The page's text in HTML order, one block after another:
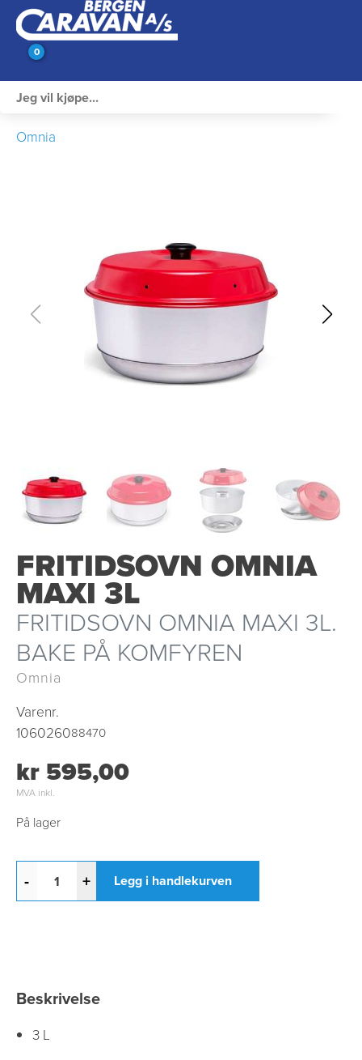
0
Rengjøring & Vedlikehold
Bil, vogn & henger
Omnia
FRITIDSOVN OMNIA
MAXI 3L
FRITIDSOVN OMNIA MAXI 3L.
BAKE PÅ KOMFYREN
Omnia
Varenr.
106026088470
kr 595,00
MVA inkl.
På lager
- + Legg i handlekurven
Beskrivelse
3 L